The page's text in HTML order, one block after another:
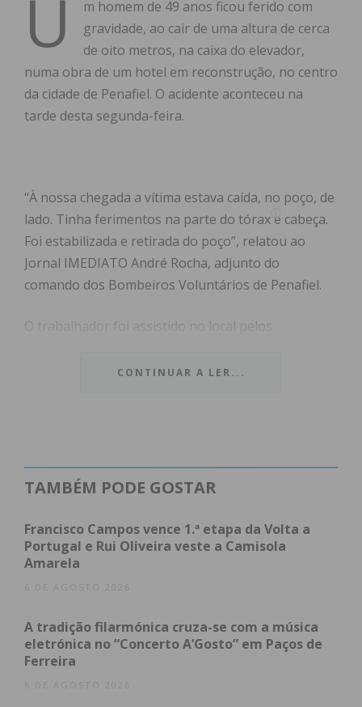
U
m homem de 49 anos ficou ferido com
gravidade, ao cair de uma altura de cerca
de oito metros, na caixa do elevador,
numa obra de um hotel em reconstrução, no centro
da cidade de Penafiel. O acidente aconteceu na
tarde desta segunda-feira.
“À nossa chegada a vítima estava caída, no poço, de
lado. Tinha ferimentos na parte do tórax e cabeça.
Foi estabilizada e retirada do poço”, relatou ao
Jornal IMEDIATO André Rocha, adjunto do
comando dos Bombeiros Voluntários de Penafiel.
O trabalhador foi assistido no local pelos
emergência e reanimação do Porto e transportado
Subscreva a newsletter do
Imediato
obtenha de forma regular a informação
atualizada.
CONTINUAR A LER...
TAMBÉM PODE GOSTAR
Francisco Campos vence 1.ª etapa da Volta a
Portugal e Rui Oliveira veste a Camisola
Amarela
6 DE AGOSTO 2026
A tradição filarmónica cruza-se com a música
eletrónica no “Concerto A’Gosto” em Paços de
Ferreira
6 DE AGOSTO 2026